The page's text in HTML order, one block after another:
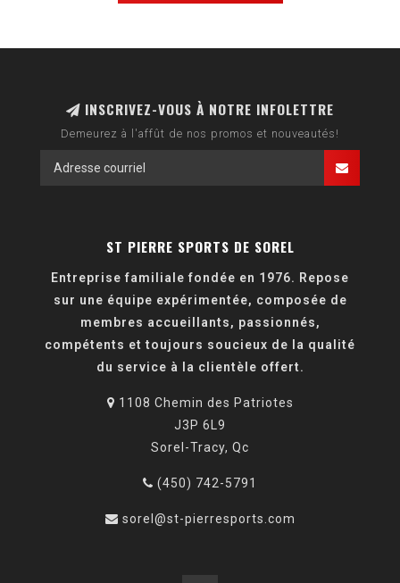
INSCRIVEZ-VOUS À NOTRE INFOLETTRE
Demeurez à l'affût de nos promos et nouveautés!
ST PIERRE SPORTS DE SOREL
Entreprise familiale fondée en 1976. Repose
sur une équipe expérimentée, composée de
membres accueillants, passionnés,
compétents et toujours soucieux de la qualité
du service à la clientèle offert.
1108 Chemin des Patriotes
J3P 6L9
Sorel-Tracy, Qc
(450) 742-5791
sorel@st-pierresports.com